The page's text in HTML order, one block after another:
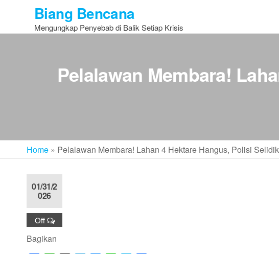
the
Biang Bencana
Mengungkap Penyebab di Balik Setiap Krisis
Pelalawan Membara!
Home » Pelalawan Membara! Lahan 4 Hektare Hangus, Polisi
01/31/2
026
Off
Bagikan